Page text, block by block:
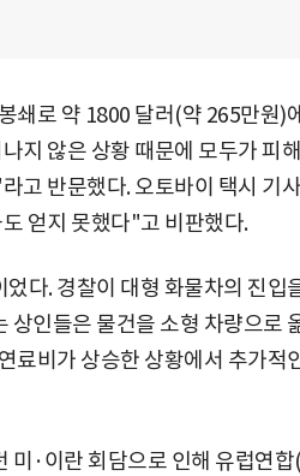
쇄로 약 1800 달러(약 265만원)
지 않은 상황 때문에 모두가 피
고 반문했다. 오토바이 택시 기
얻지 못했다"고 비판했다.
다. 경찰이 대형 화물차의 진입
인들은 물건을 소형 차량으로
료비가 상승한 상황에서 추가적
미·이란 회담으로 인해 유럽연